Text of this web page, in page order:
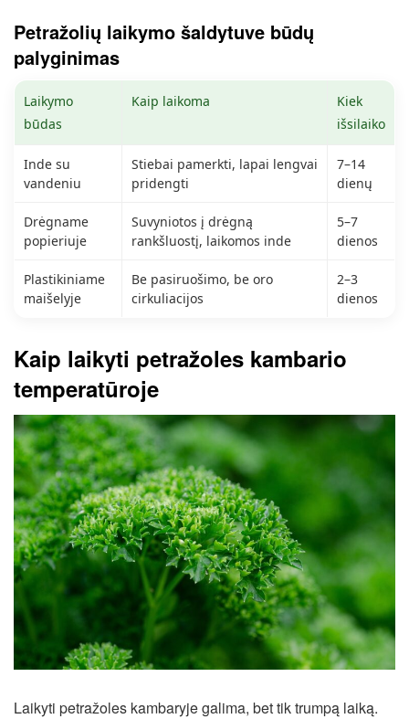
Petražolių laikymo šaldytuve būdų
palyginimas
Laikymo
būdas
Kaip laikoma
Kiek
išsilaiko
Inde su
vandeniu
Stiebai pamerkti, lapai lengvai
pridengti
7–14
dienų
Drėgname
popieriuje
Suvyniotos į drėgną
rankšluostį, laikomos inde
5–7
dienos
Plastikiniame
maišelyje
Be pasiruošimo, be oro
cirkuliacijos
2–3
dienos
Kaip laikyti petražoles kambario
temperatūroje
Laikyti petražoles kambaryje galima, bet tik trumpą laiką.